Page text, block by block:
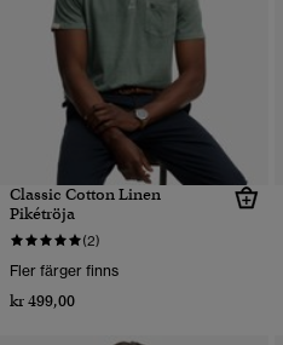
Classic Cotton Linen
Pikétröja
(2)
Fler färger finns
kr 499,00